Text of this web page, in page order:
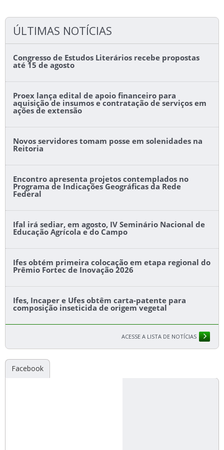
ÚLTIMAS NOTÍCIAS
Congresso de Estudos Literários recebe propostas
até 15 de agosto
Proex lança edital de apoio financeiro para
aquisição de insumos e contratação de serviços em
ações de extensão
Novos servidores tomam posse em solenidades na
Reitoria
Encontro apresenta projetos contemplados no
Programa de Indicações Geográficas da Rede
Federal
Ifal irá sediar, em agosto, IV Seminário Nacional de
Educação Agrícola e do Campo
Ifes obtém primeira colocação em etapa regional do
Prêmio Fortec de Inovação 2026
Ifes, Incaper e Ufes obtêm carta-patente para
composição inseticida de origem vegetal
ACESSE A LISTA DE NOTÍCIAS
Facebook